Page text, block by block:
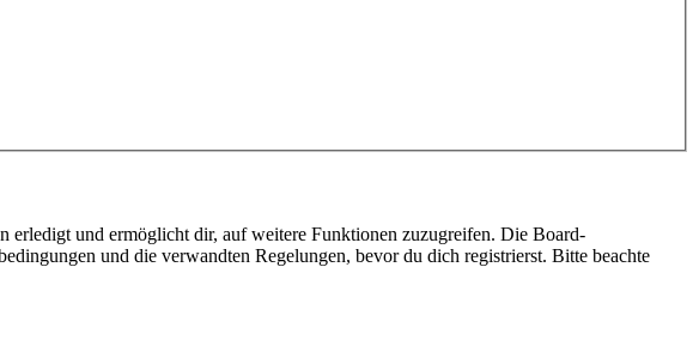
erledigt und ermöglicht dir, auf weitere Funktionen zuzugreifen. Die Board-
und die verwandten Regelungen, bevor du dich registrierst. Bitte beachte